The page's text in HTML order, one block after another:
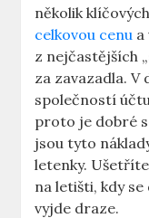
několik
celkovou cenu a
z nejčastějších
za zavazadla. V
společností
proto je dobré
jsou tyto
letenky.
na letišti, kdy se
vyjde draze.